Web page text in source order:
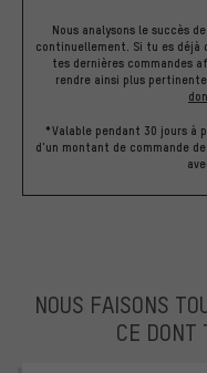
Nous analysons le succès
continuellement. Si tu es déjà
tes dernières commandes
rendre ainsi plus
*Valable pendant 30 jours à
d'un montant de commande
NOUS FAISONS
CE DONT